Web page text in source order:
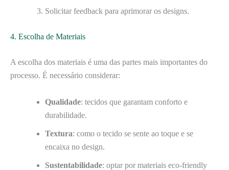
Solicitar feedback para aprimorar os designs.
4. Escolha de Materiais
A escolha dos materiais é uma das partes mais importantes do
processo. É necessário considerar:
Qualidade: tecidos que garantam conforto e
durabilidade.
Textura: como o tecido se sente ao toque e se
encaixa no design.
Sustentabilidade: optar por materiais eco-friendly